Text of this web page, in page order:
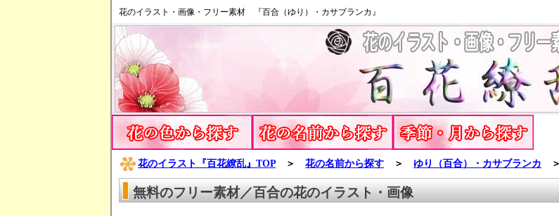
花のイラスト・画像・フリー素材 『百合（ゆり）・カサブランカ』
花のイラスト『百花繚乱』TOP ＞ 花の名前から探す ＞ ゆり（百合）・カサブランカ ＞
無料のフリー素材／百合の花のイラスト・画像